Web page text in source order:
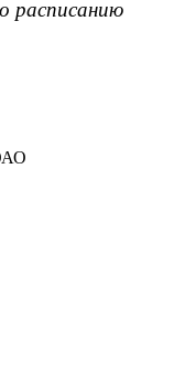
расписанию